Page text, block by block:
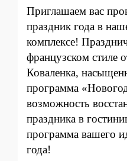
Приглашаем вас
праздник года в
комплексе!
французском стиле
Коваленка,
программа
возможность
праздника в
программа вашего
года!